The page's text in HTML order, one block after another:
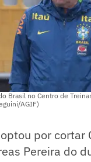
Brasil no Centro de
AGIF)
por cortar
Pereira do